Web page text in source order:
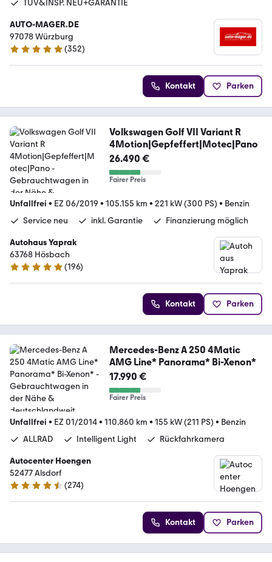
TÜV&INSP. NEU+GARANTIE
AUTO-MAGER.DE
97078 Würzburg
5 Sterne
(352)
Kontakt Parken
Volkswagen Golf VII Variant R
4Motion|Gepfeffert|Motec|Pano
26.490 €
Fairer Preis
Unfallfrei • EZ 06/2019 • 105.155 km • 221 kW (300 PS) • Benzin
Service neu
inkl. Garantie Finanzierung möglich
Autohaus Yaprak
63768 Hösbach
4.8 Sterne
(196)
Kontakt Parken
Mercedes-Benz A 250 4Matic
AMG Line* Panorama* Bi-Xenon*
17.990 €
Fairer Preis
Unfallfrei • EZ 01/2014• 110.860 km • 155 kW (211 PS) • Benzin
ALLRAD
Intelligent Light Rückfahrkamera
Autocenter Hoengen
52477 Alsdorf
4.5 Sterne
(274)
Kontakt Parken